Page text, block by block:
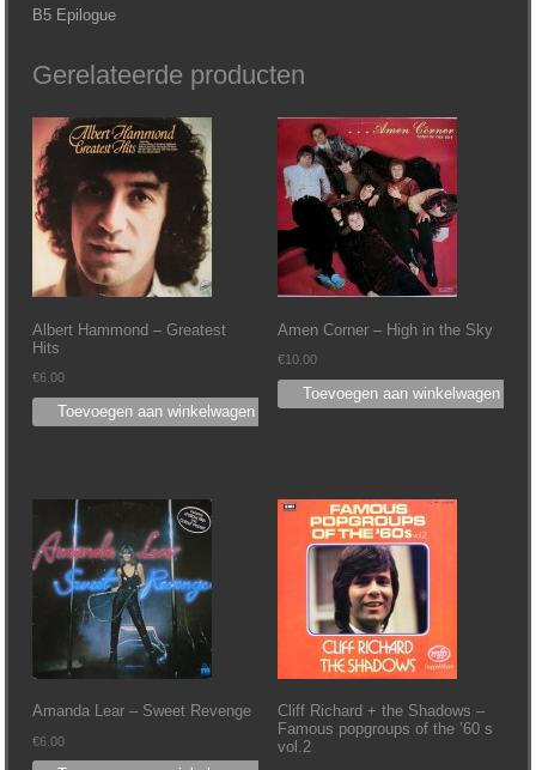
B5 Epilogue
Gerelateerde producten
Albert Hammond – Greatest
Hits
€6.00
Toevoegen aan winkelwagen
Amen Corner – High in the Sky
€10.00
Toevoegen aan winkelwagen
Amanda Lear – Sweet Revenge
€6.00
Cliff Richard + the Shadows –
Famous popgroups of the ’60 s
vol.2